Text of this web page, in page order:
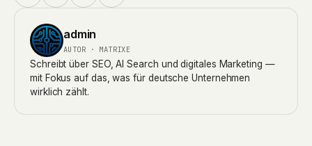
admin
AUTOR · MATRIXE
Schreibt über SEO, AI Search und digitales Marketing —
mit Fokus auf das, was für deutsche Unternehmen
wirklich zählt.